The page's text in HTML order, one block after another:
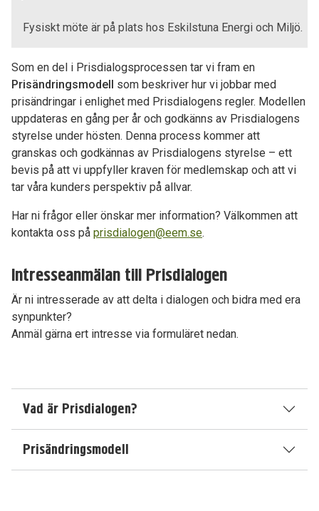
Fysiskt möte är på plats hos Eskilstuna Energi och Miljö.
Som en del i Prisdialogsprocessen tar vi fram en
Prisändringsmodell som beskriver hur vi jobbar med
prisändringar i enlighet med Prisdialogens regler. Modellen
uppdateras en gång per år och godkänns av Prisdialogens
styrelse under hösten. Denna process kommer att
granskas och godkännas av Prisdialogens styrelse – ett
bevis på att vi uppfyller kraven för medlemskap och att vi
tar våra kunders perspektiv på allvar.
Har ni frågor eller önskar mer information? Välkommen att
kontakta oss på prisdialogen@eem.se.
Intresseanmälan till Prisdialogen
Är ni intresserade av att delta i dialogen och bidra med era
synpunkter?
Anmäl gärna ert intresse via formuläret nedan.
Vad är Prisdialogen?
Prisändringsmodell